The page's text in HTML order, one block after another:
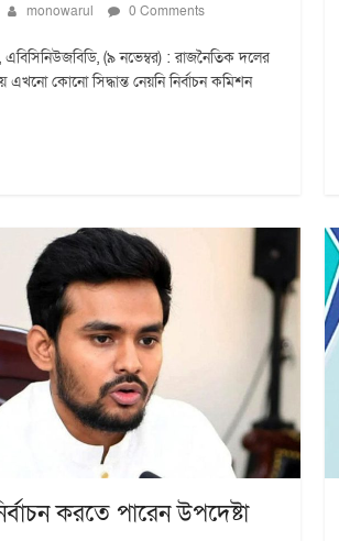
monowarul 0 Comments
এবিসিনিউজবিডি, (৯ নভেম্বর) : রাজনৈতিক দলের
এখনো কোনো সিদ্ধান্ত নেয়নি নির্বাচন কমিশন
করতে পারেন উপদেষ্টা